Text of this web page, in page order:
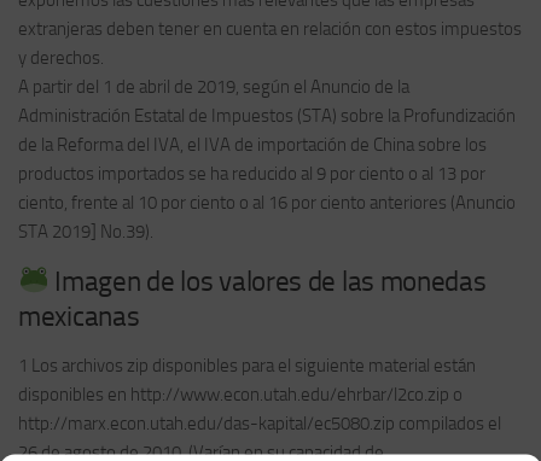
extranjeras deben tener en cuenta en relación con estos impuestos
y derechos.
A partir del 1 de abril de 2019, según el Anuncio de la
Administración Estatal de Impuestos (STA) sobre la Profundización
de la Reforma del IVA, el IVA de importación de China sobre los
productos importados se ha reducido al 9 por ciento o al 13 por
ciento, frente al 10 por ciento o al 16 por ciento anteriores (Anuncio
STA 2019] No.39).
Imagen de los valores de las monedas
mexicanas
1 Los archivos zip disponibles para el siguiente material están
disponibles en http://www.econ.utah.edu/ehrbar/l2co.zip o
http://marx.econ.utah.edu/das-kapital/ec5080.zip compilados el
26 de agosto de 2010. (Varían en su capacidad de